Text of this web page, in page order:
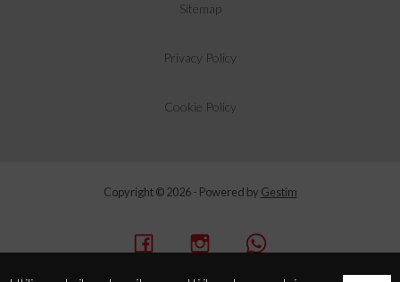
Sitemap
Privacy Policy
Cookie Policy
Copyright © 2026 - Powered by Gestim